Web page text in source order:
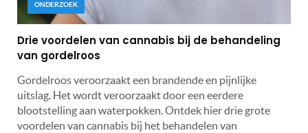
ONDERZOEK
Drie voordelen van cannabis bij de behandeling
van gordelroos
Gordelroos veroorzaakt een brandende en pijnlijke
uitslag. Het wordt veroorzaakt door een eerdere
blootstelling aan waterpokken. Ontdek hier drie grote
voordelen van cannabis bij het behandelen van